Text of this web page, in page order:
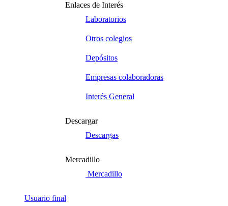
Enlaces de Interés
Laboratorios
Otros colegios
Depósitos
Empresas colaboradoras
Interés General
Descargar
Descargas
Mercadillo
Mercadillo
Usuario final